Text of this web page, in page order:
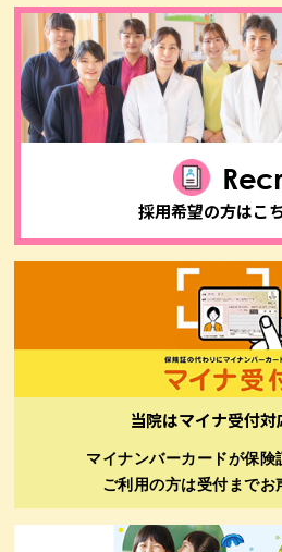
採用希望の方はこ
当院はマイナ受付
マイナンバーカードが保険
ご利用の方は受付までお